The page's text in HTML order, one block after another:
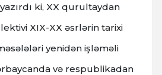
ki, XX qurultaydan
XIX-XX əsrlərin tarixi
yenidən işləməli
və respublikadan